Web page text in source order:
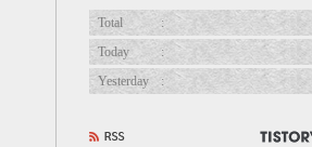
Total
:
Today
:
Yesterday
: